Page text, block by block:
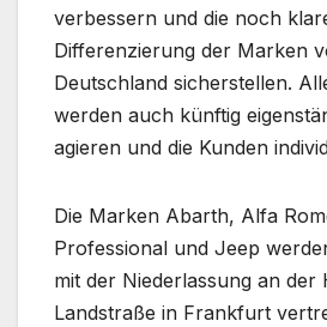
verbessern und die noch
Differenzierung der Marken
Deutschland sicherstellen.
werden auch künftig
agieren und die Kunden
Die Marken Abarth, Alfa
Professional und Jeep
mit der Niederlassung an der
Landstraße in Frankfurt